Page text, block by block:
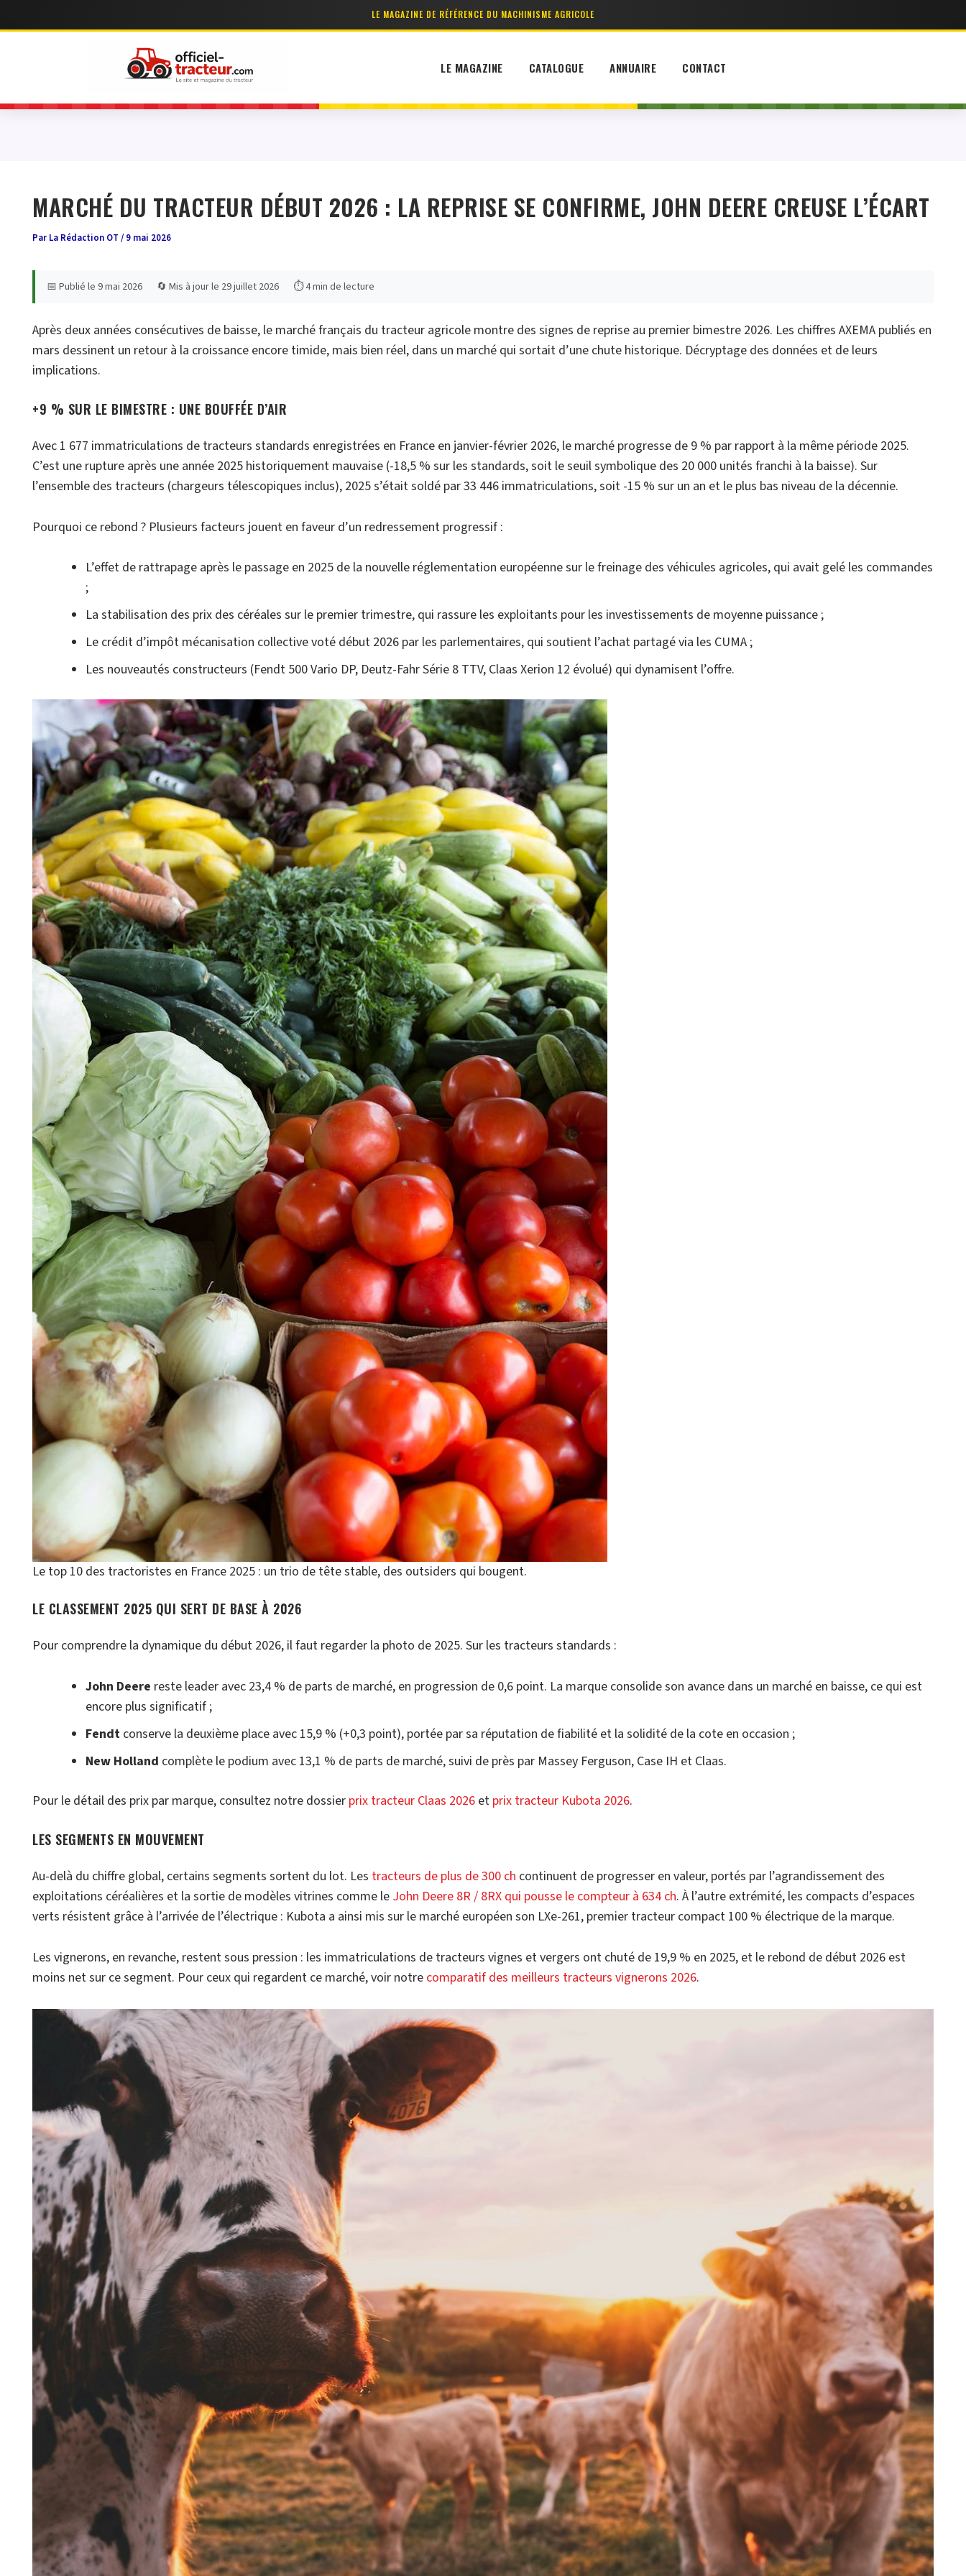
LE MAGAZINE DE RÉFÉRENCE DU MACHINISME AGRICOLE
LE MAGAZINE CATALOGUE ANNUAIRE CONTACT
MARCHÉ DU TRACTEUR DÉBUT 2026 : LA REPRISE SE CONFIRME, JOHN DEERE CREUSE L’ÉCART
Par La Rédaction OT / 9 mai 2026
📅 Publié le 9 mai 2026 🔄 Mis à jour le 29 juillet 2026 ⏱ 4 min de lecture
Après deux années consécutives de baisse, le marché français du tracteur agricole montre des signes de reprise au premier bimestre 2026. Les chiffres AXEMA publiés en
mars dessinent un retour à la croissance encore timide, mais bien réel, dans un marché qui sortait d’une chute historique. Décryptage des données et de leurs
implications.
+9 % SUR LE BIMESTRE : UNE BOUFFÉE D’AIR
Avec 1 677 immatriculations de tracteurs standards enregistrées en France en janvier-février 2026, le marché progresse de 9 % par rapport à la même période 2025.
C’est une rupture après une année 2025 historiquement mauvaise (-18,5 % sur les standards, soit le seuil symbolique des 20 000 unités franchi à la baisse). Sur
l’ensemble des tracteurs (chargeurs télescopiques inclus), 2025 s’était soldé par 33 446 immatriculations, soit -15 % sur un an et le plus bas niveau de la décennie.
Pourquoi ce rebond ? Plusieurs facteurs jouent en faveur d’un redressement progressif :
L’effet de rattrapage après le passage en 2025 de la nouvelle réglementation européenne sur le freinage des véhicules agricoles, qui avait gelé les commandes
;
La stabilisation des prix des céréales sur le premier trimestre, qui rassure les exploitants pour les investissements de moyenne puissance ;
Le crédit d’impôt mécanisation collective voté début 2026 par les parlementaires, qui soutient l’achat partagé via les CUMA ;
Les nouveautés constructeurs (Fendt 500 Vario DP, Deutz-Fahr Série 8 TTV, Claas Xerion 12 évolué) qui dynamisent l’offre.
Le top 10 des tractoristes en France 2025 : un trio de tête stable, des outsiders qui bougent.
LE CLASSEMENT 2025 QUI SERT DE BASE À 2026
Pour comprendre la dynamique du début 2026, il faut regarder la photo de 2025. Sur les tracteurs standards :
John Deere reste leader avec 23,4 % de parts de marché, en progression de 0,6 point. La marque consolide son avance dans un marché en baisse, ce qui est
encore plus significatif ;
Fendt conserve la deuxième place avec 15,9 % (+0,3 point), portée par sa réputation de fiabilité et la solidité de la cote en occasion ;
New Holland complète le podium avec 13,1 % de parts de marché, suivi de près par Massey Ferguson, Case IH et Claas.
Pour le détail des prix par marque, consultez notre dossier prix tracteur Claas 2026 et prix tracteur Kubota 2026.
LES SEGMENTS EN MOUVEMENT
Au-delà du chiffre global, certains segments sortent du lot. Les tracteurs de plus de 300 ch continuent de progresser en valeur, portés par l’agrandissement des
exploitations céréalières et la sortie de modèles vitrines comme le John Deere 8R / 8RX qui pousse le compteur à 634 ch. À l’autre extrémité, les compacts d’espaces
verts résistent grâce à l’arrivée de l’électrique : Kubota a ainsi mis sur le marché européen son LXe-261, premier tracteur compact 100 % électrique de la marque.
Les vignerons, en revanche, restent sous pression : les immatriculations de tracteurs vignes et vergers ont chuté de 19,9 % en 2025, et le rebond de début 2026 est
moins net sur ce segment. Pour ceux qui regardent ce marché, voir notre comparatif des meilleurs tracteurs vignerons 2026.